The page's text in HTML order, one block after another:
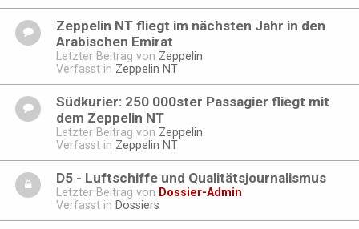
Zeppelin NT fliegt im nächsten Jahr in den
Arabischen Emirat
Letzter Beitrag von Zeppelin
Verfasst in Zeppelin NT
Südkurier: 250 000ster Passagier fliegt mit
dem Zeppelin NT
Letzter Beitrag von Zeppelin
Verfasst in Zeppelin NT
D5 - Luftschiffe und Qualitätsjournalismus
Letzter Beitrag von Dossier-Admin
Verfasst in Dossiers